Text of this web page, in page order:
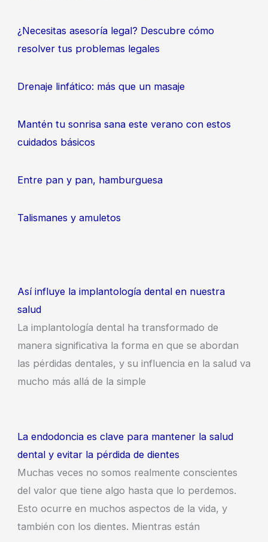
¿Necesitas asesoría legal? Descubre cómo
resolver tus problemas legales
Drenaje linfático: más que un masaje
Mantén tu sonrisa sana este verano con estos
cuidados básicos
Entre pan y pan, hamburguesa
Talismanes y amuletos
Así influye la implantología dental en nuestra
salud
La implantología dental ha transformado de
manera significativa la forma en que se abordan
las pérdidas dentales, y su influencia en la salud va
mucho más allá de la simple
La endodoncia es clave para mantener la salud
dental y evitar la pérdida de dientes
Muchas veces no somos realmente conscientes
del valor que tiene algo hasta que lo perdemos.
Esto ocurre en muchos aspectos de la vida, y
también con los dientes. Mientras están